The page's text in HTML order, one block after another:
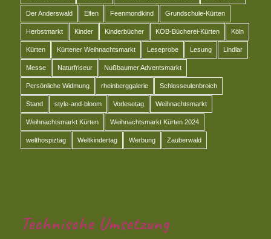
Der Anderswald Elfen Feenmondkind Grundschule-Kürten
Herbstmarkt Kinder Kinderbücher KÖB-Bücherei-Kürten Köln
Kürten Kürtener Weihnachtsmarkt Leseprobe Lesung Lindlar
Messe Naturfriseur Nußbaumer Adventsmarkt
Persönliche Widmung rheinberggalerie Schlosseulenbroich
Stand style-and-bloom Vorlesetag Weihnachtsmarkt
Weihnachtsmarkt Kürten Weihnachtsmarkt Kürten 2024
welthospiztag Weltkindertag Werbung Zauberwald
Technische Umsetzung